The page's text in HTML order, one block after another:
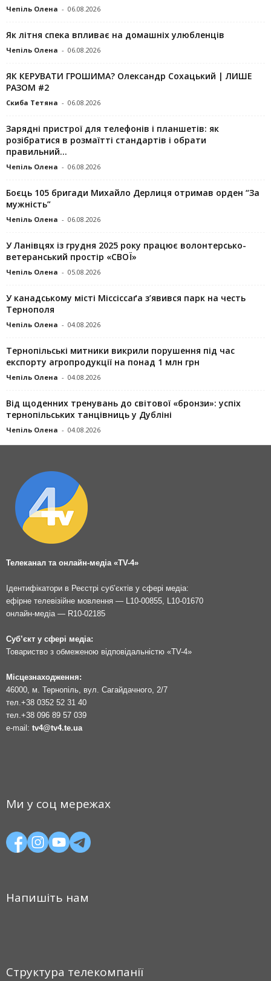
Чепіль Олена - 06.08.2026
Як літня спека впливає на домашніх улюбленців
Чепіль Олена - 06.08.2026
ЯК КЕРУВАТИ ГРОШИМА? Олександр Сохацький | ЛИШЕ
РАЗОМ #2
Скиба Тетяна - 06.08.2026
Зарядні пристрої для телефонів і планшетів: як
розібратися в розмаїтті стандартів і обрати
правильний...
Чепіль Олена - 06.08.2026
Боєць 105 бригади Михайло Дерлиця отримав орден “За
мужність”
Чепіль Олена - 06.08.2026
У Ланівцях із грудня 2025 року працює волонтерсько-
ветеранський простір «СВОЇ»
Чепіль Олена - 05.08.2026
У канадському місті Міссіссаґа з’явився парк на честь
Тернополя
Чепіль Олена - 04.08.2026
Тернопільські митники викрили порушення під час
експорту агропродукції на понад 1 млн грн
Чепіль Олена - 04.08.2026
Від щоденних тренувань до світової «бронзи»: успіх
тернопільських танцівниць у Дубліні
Чепіль Олена - 04.08.2026
Телеканал та онлайн-медіа «TV-4»
Ідентифікатори в Реєстрі суб’єктів у сфері медіа:
ефірне телевізійне мовлення — L10-00855, L10-01670
онлайн-медіа — R10-02185
Суб’єкт у сфері медіа:
Товариство з обмеженою відповідальністю «TV-4»
Місцезнаходження:
46000, м. Тернопіль, вул. Сагайдачного, 2/7
тел. +38 0352 52 31 40
тел. +38 096 89 57 039
e-mail: tv4@tv4.te.ua
Ми у соц мережах
Напишіть нам
Структура телекомпанії